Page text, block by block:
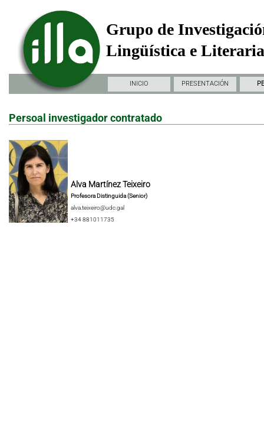
Grupo de
Lingüística e
INICIO PRESENTACIÓN
Persoal investigador contratado
Alva Martínez Teixeiro
Profesora Distinguida (Senior)
alva.teixeiro@udc.gal
+34 881011735